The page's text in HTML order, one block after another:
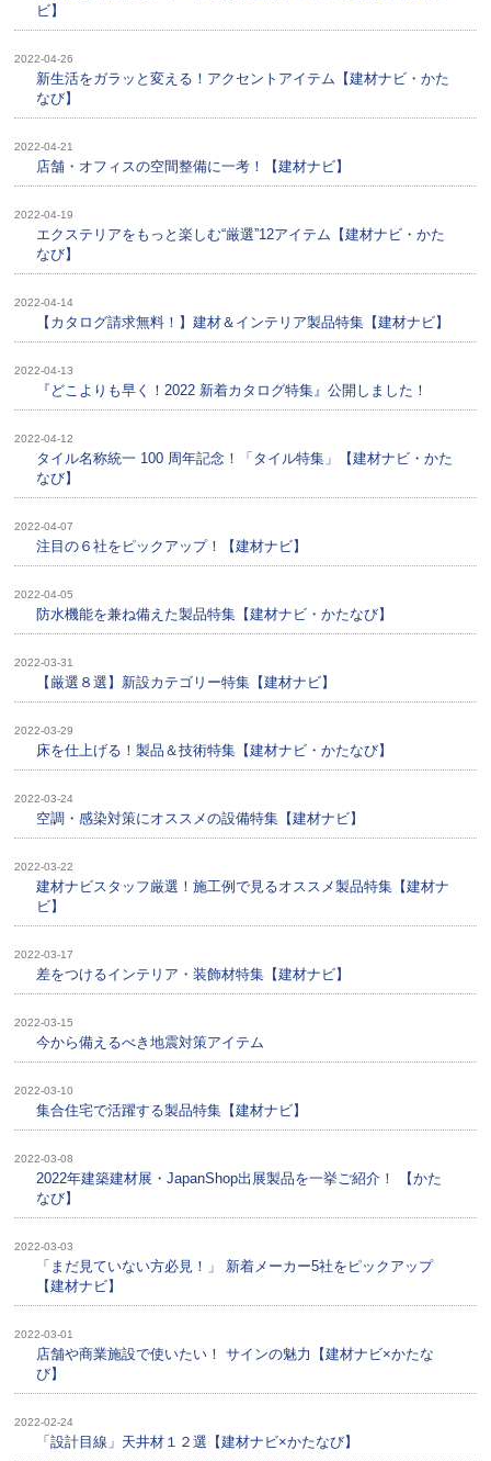
ビ】
2022-04-26
新生活をガラッと変える！アクセントアイテム【建材ナビ・かた
なび】
2022-04-21
店舗・オフィスの空間整備に一考！【建材ナビ】
2022-04-19
エクステリアをもっと楽しむ“厳選”12アイテム【建材ナビ・かた
なび】
2022-04-14
【カタログ請求無料！】建材＆インテリア製品特集【建材ナビ】
2022-04-13
『どこよりも早く！2022 新着カタログ特集』公開しました！
2022-04-12
タイル名称統一 100 周年記念！「タイル特集」【建材ナビ・かた
なび】
2022-04-07
注目の６社をピックアップ！【建材ナビ】
2022-04-05
防水機能を兼ね備えた製品特集【建材ナビ・かたなび】
2022-03-31
【厳選８選】新設カテゴリー特集【建材ナビ】
2022-03-29
床を仕上げる！製品＆技術特集【建材ナビ・かたなび】
2022-03-24
空調・感染対策にオススメの設備特集【建材ナビ】
2022-03-22
建材ナビスタッフ厳選！施工例で見るオススメ製品特集【建材ナ
ビ】
2022-03-17
差をつけるインテリア・装飾材特集【建材ナビ】
2022-03-15
今から備えるべき地震対策アイテム
2022-03-10
集合住宅で活躍する製品特集【建材ナビ】
2022-03-08
2022年建築建材展・JapanShop出展製品を一挙ご紹介！ 【かた
なび】
2022-03-03
「まだ見ていない方必見！」 新着メーカー5社をピックアップ
【建材ナビ】
2022-03-01
店舗や商業施設で使いたい！ サインの魅力【建材ナビ×かたな
び】
2022-02-24
「設計目線」天井材１２選【建材ナビ×かたなび】